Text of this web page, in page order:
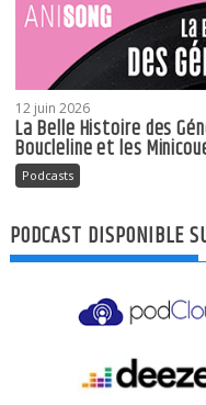
12 juin 2026
La Belle Histoire des
Boucleline et les
Podcasts
PODCAST DISPONIBLE